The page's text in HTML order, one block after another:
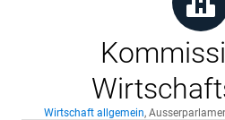
Wirtschaft allgemein,